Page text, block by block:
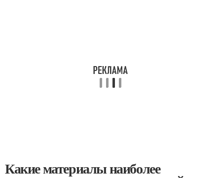
Какие материалы наиболее